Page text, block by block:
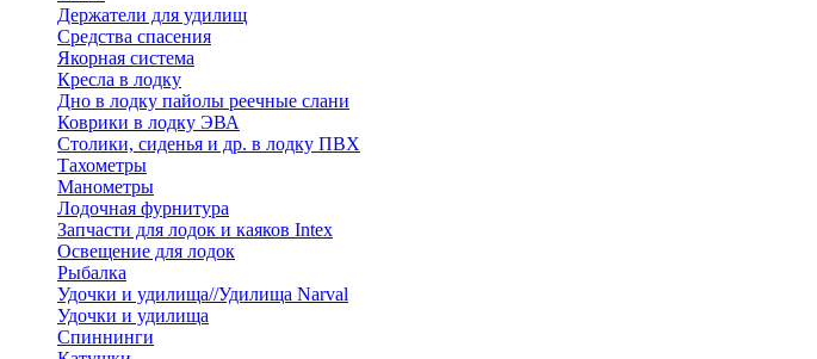
Держатели для удилищ
Средства спасения
Якорная система
Кресла в лодку
Дно в лодку пайолы реечные слани
Коврики в лодку ЭВА
Столики, сиденья и др. в лодку ПВХ
Тахометры
Манометры
Лодочная фурнитура
Запчасти для лодок и каяков Intex
Освещение для лодок
Рыбалка
Удочки и удилища//Удилища Narval
Удочки и удилища
Спиннинги